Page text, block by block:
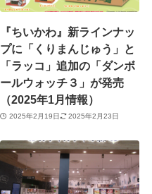
『ちいかわ』新ラインナッ
プに「くりまんじゅう」と
「ラッコ」追加の「ダンボ
ールウォッチ３」が発売
（2025年1月情報）
2025年2月19日 2025年2月23日